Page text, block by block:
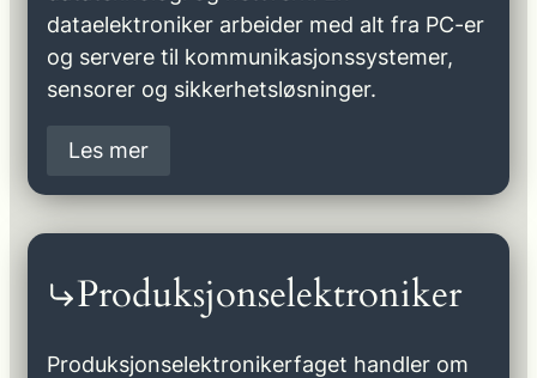
dataelektroniker arbeider med alt fra PC-er
og servere til kommunikasjonssystemer,
sensorer og sikkerhetsløsninger.
Les mer
Produksjonselektroniker
Produksjonselektronikerfaget handler om